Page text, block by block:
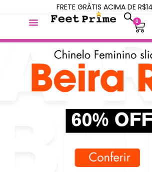
FRETE GRÁTIS ACIMA DE
0